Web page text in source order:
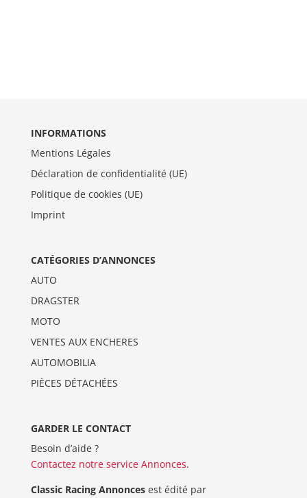
INFORMATIONS
Mentions Légales
Déclaration de confidentialité (UE)
Politique de cookies (UE)
Imprint
CATÉGORIES D’ANNONCES
AUTO
DRAGSTER
MOTO
VENTES AUX ENCHERES
AUTOMOBILIA
PIÈCES DÉTACHÉES
GARDER LE CONTACT
Besoin d’aide ?
Contactez notre service Annonces.
Classic Racing Annoncesest édité par